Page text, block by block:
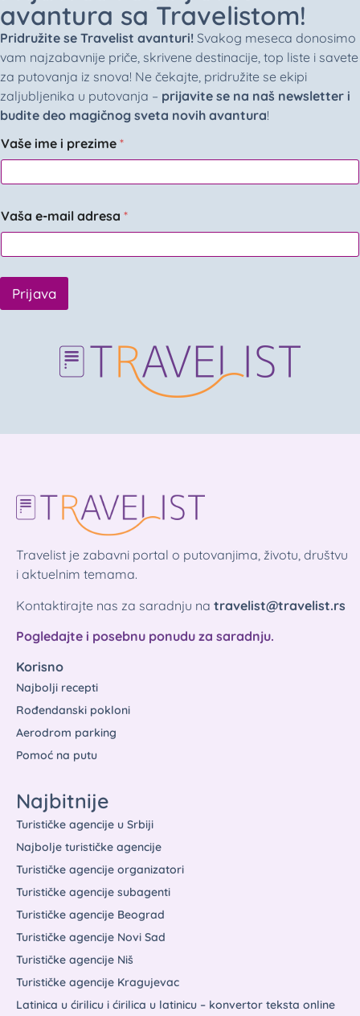
avantura sa Travelistom!
Pridružite se Travelist avanturi! Svakog meseca donosimo
vam najzabavnije priče, skrivene destinacije, top liste i savete
za putovanja iz snova! Ne čekajte, pridružite se ekipi
zaljubljenika u putovanja – prijavite se na naš newsletter i
budite deo magičnog sveta novih avantura!
Vaše ime i prezime *
Vaša e-mail adresa *
Prijava
Travelist je zabavni portal o putovanjima, životu, društvu
i aktuelnim temama.
Kontaktirajte nas za saradnju na travelist@travelist.rs
Pogledajte i posebnu ponudu za saradnju.
Korisno
Najbolji recepti
Rođendanski pokloni
Aerodrom parking
Pomoć na putu
Najbitnije
Turističke agencije u Srbiji
Najbolje turističke agencije
Turističke agencije organizatori
Turističke agencije subagenti
Turističke agencije Beograd
Turističke agencije Novi Sad
Turističke agencije Niš
Turističke agencije Kragujevac
Latinica u ćirilicu i ćirilica u latinicu – konvertor teksta online